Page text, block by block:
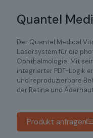
Quantel
Der Quantel Medical
Lasersystem für die
Ophthalmologie. Mit
integrierter PDT-Logik
und reproduzierbare
der Retina und
Produkt anfragen